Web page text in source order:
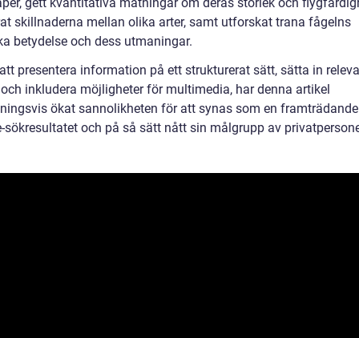
skillnaderna mellan olika arter, samt utforskat trana fågelns
betydelse och dess utmaningar.
presentera information på ett strukturerat sätt, sätta in
inkludera möjligheter för multimedia, har denna artikel
ökat sannolikheten för att synas som en
sökresultatet och på så sätt nått sin målgrupp av